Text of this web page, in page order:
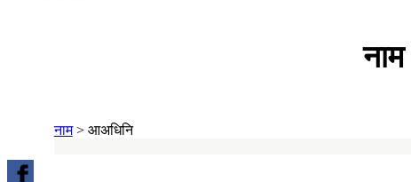
नाम
नाम> आअधिनि